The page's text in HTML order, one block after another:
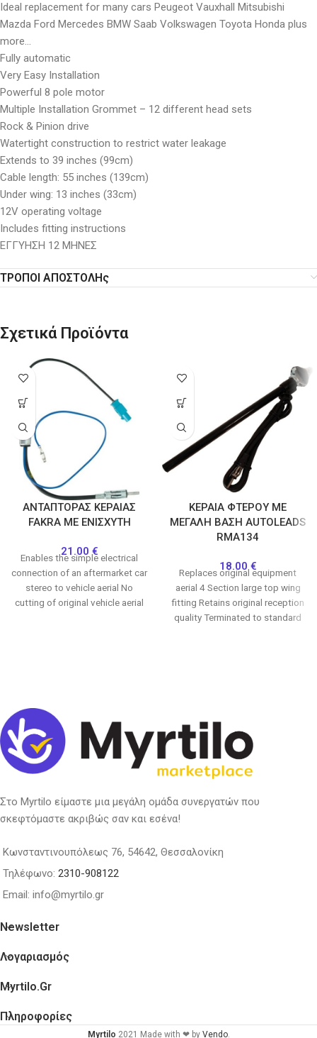
Ideal replacement for many cars Peugeot Vauxhall Mitsubishi
Mazda Ford Mercedes BMW Saab Volkswagen Toyota Honda plus
more…
Fully automatic
Very Easy Installation
Powerful 8 pole motor
Multiple Installation Grommet – 12 different head sets
Rock & Pinion drive
Watertight construction to restrict water leakage
Extends to 39 inches (99cm)
Cable length: 55 inches (139cm)
Under wing: 13 inches (33cm)
12V operating voltage
Includes fitting instructions
ΕΓΓΥΗΣΗ 12 ΜΗΝΕΣ
ΤΡΟΠΟΙ ΑΠΟΣΤΟΛΗς
Σχετικά Προϊόντα
ΑΝΤΑΠΤΟΡΑΣ ΚΕΡΑΙΑΣ
FAKRA ME ΕΝΙΣΧΥΤΗ
21.00€
Enables the simple electrical
connection of an aftermarket car
stereo to vehicle aerial No
cutting of original vehicle aerial
ΚΕΡΑΙΑ ΦΤΕΡΟΥ ΜΕ
ΜΕΓΑΛΗ ΒΑΣΗ AUTOLEADS
RMA134
18.00€
Replaces original equipment
aerial 4 Section large top wing
fitting Retains original reception
quality Terminated to standard
Στο Myrtilo είμαστε μια μεγάλη ομάδα συνεργατών που
σκεφτόμαστε ακριβώς σαν και εσένα!
Κωνσταντινουπόλεως 76, 54642, Θεσσαλονίκη
Τηλέφωνο: 2310-908122
Email: info@myrtilo.gr
Newsletter
Λογαριασμός
Myrtilo.gr
Πληροφορίες
Myrtilo 2021 Made with ❤ by Vendo.